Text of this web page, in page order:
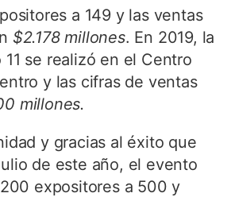
a 149 y las ventas
$2.178 millones. En 2019, la
se realizó en el Centro
y las cifras de ventas
millones.
y gracias al éxito que
de este año, el evento
expositores a 500 y